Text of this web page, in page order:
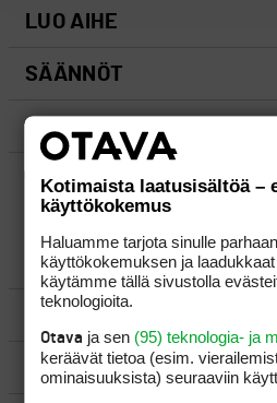
LUO AIHE
SÄÄNNÖT
OHJEET
UUSIMMAT
YLEISTÄ
VÄLINEET
MATKAILU
Kotimaista laatusisältöä –
käyttökokemus
Haluamme tarjota sinulle
käyttökokemuksen ja
käytämme tällä sivustolla
teknologioita.
Otava ja sen (95) teknologia- ja
keräävät tietoa (esim.
ominaisuuk­sista) seuraaviin